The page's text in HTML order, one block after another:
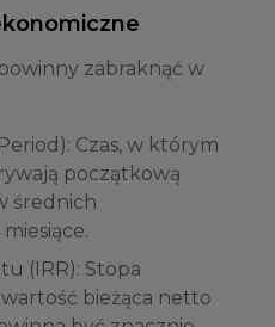
zabraknąć w
Czas, w którym
początkową
średnich
(IRR): Stopa
bieżąca netto